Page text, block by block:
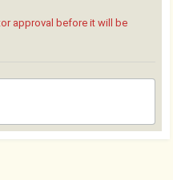
approval before it will be